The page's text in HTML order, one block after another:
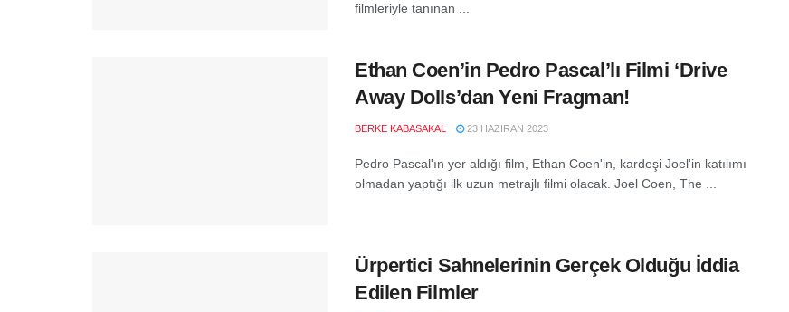
filmleriyle tanınan ...
Ethan Coen’in Pedro Pascal’lı Filmi ‘Drive
Away Dolls’dan Yeni Fragman!
BERKE KABASAKAL 23 HAZIRAN 2023
Pedro Pascal'ın yer aldığı film, Ethan Coen'in, kardeşi Joel'in katılımı
olmadan yaptığı ilk uzun metrajlı filmi olacak. Joel Coen, The ...
Ürpertici Sahnelerinin Gerçek Olduğu İddia
Edilen Filmler